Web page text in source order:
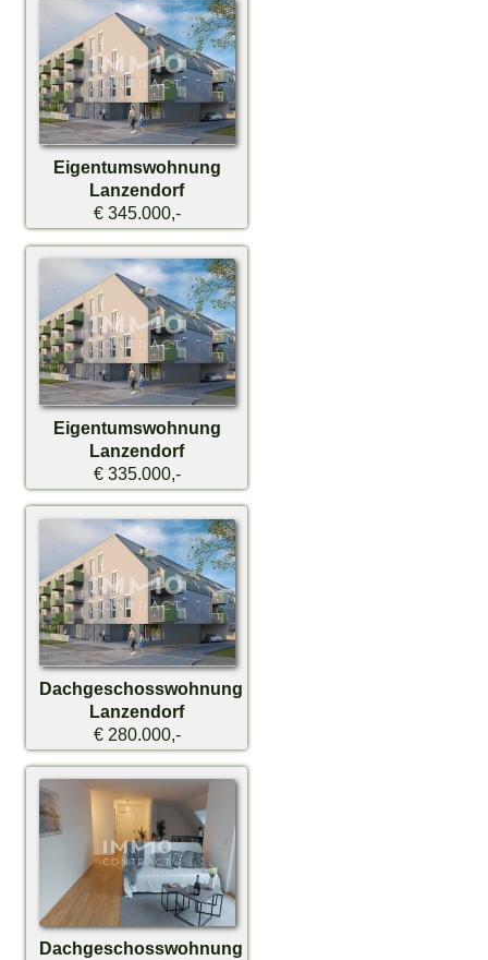
Eigentumswohnung
Lanzendorf
€ 345.000,-
Eigentumswohnung
Lanzendorf
€ 335.000,-
Dachgeschosswohnung
Lanzendorf
€ 280.000,-
Dachgeschosswohnung